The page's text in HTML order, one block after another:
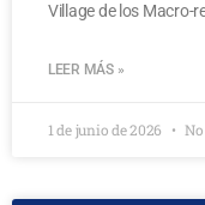
Village de los Macro-
LEER MÁS »
1 de junio de 2026